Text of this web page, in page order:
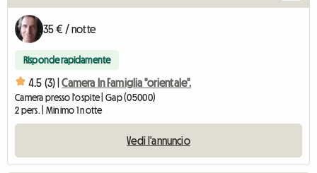
35 € / notte
Risponde rapidamente
4.5 (3) | Camera In Famiglia "orientale".
Camera presso l'ospite | Gap (05000)
2 pers. | Minimo 1 notte
Vedi l'annuncio